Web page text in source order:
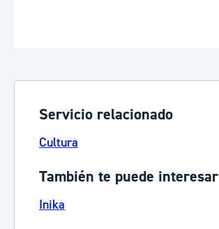
Servicio relacionado
Cultura
También te puede interesar
Inika